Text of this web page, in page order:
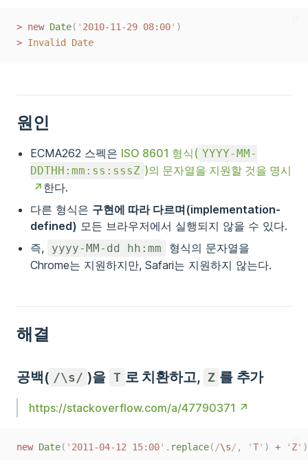
> new Date( ' 2010-11-29 08:00' )
> Invalid Date
원인
ECMA262 스펙은 ISO 8601 형식( YYYY-MM-
DDTHH:mm:ss:sssZ )의 문자열을 지원할 것을 명시
한다.
다른 형식은 구현에 따라 다르며(implementation-
defined) 모든 브라우저에서 실행되지 않을 수 있다.
즉,
yyyy-MM-dd hh:mm
형식의 문자열을
Chrome는 지원하지만, Safari는 지원하지 않는다.
해결
공백( /\s/ )을 T 로 치환하고, Z 를 추가
https://stackoverflow.com/a/47790371
new Date( ' 2011-04-12 15:00' . replace( /\s/ , 'T' ) + ' Z' )